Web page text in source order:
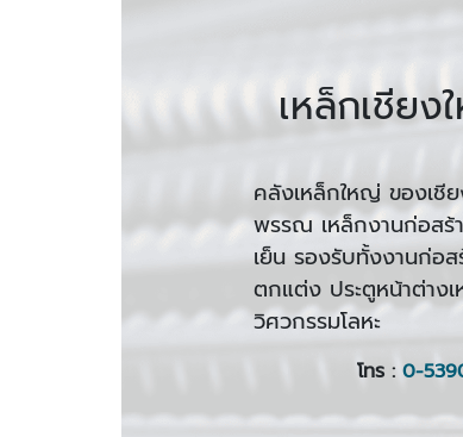
เหล็กเชียง
คลังเหล็กใหญ่ ของเชี
พรรณ เหล็กงานก่อสร้
เย็น รองรับทั้งงานก่อ
ตกแต่ง ประตูหน้าต่าง
วิศวกรรมโลหะ
โทร : 0-